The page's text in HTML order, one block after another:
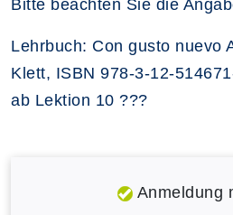
Bitte beachten Sie die
Lehrbuch: Con gusto nuevo
Klett, ISBN 978-3-12-
ab Lektion 10 ???
Anmeldung